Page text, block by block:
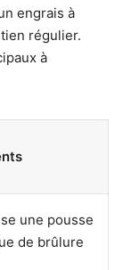
engrais à
régulier.
à
une pousse
de brûlure